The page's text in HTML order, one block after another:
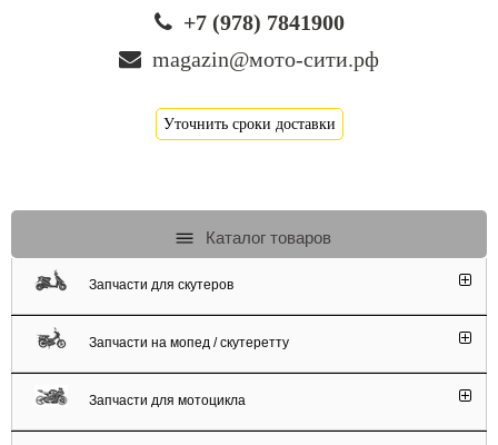
+7 (978) 7841900
magazin@мото-сити.рф
Уточнить сроки доставки
Каталог товаров
Запчасти для скутеров
Запчасти на мопед / скутеретту
Запчасти для мотоцикла